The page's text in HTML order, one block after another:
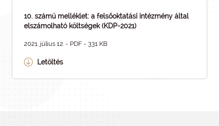
10. számú melléklet: a felsőoktatási intézmény által
elszámolható költségek (KDP-2021)
2021. július 12. - PDF - 331 KB
Letöltés